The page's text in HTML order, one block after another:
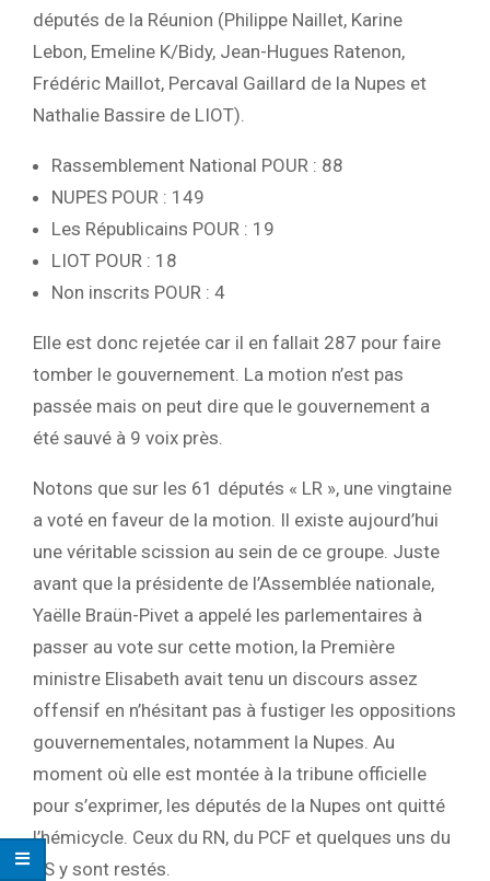
députés de la Réunion (Philippe Naillet, Karine
Lebon, Emeline K/Bidy, Jean-Hugues Ratenon,
Frédéric Maillot, Percaval Gaillard de la Nupes et
Nathalie Bassire de LIOT).
Rassemblement National POUR : 88
NUPES POUR : 149
Les Républicains POUR : 19
LIOT POUR : 18
Non inscrits POUR : 4
Elle est donc rejetée car il en fallait 287 pour faire
tomber le gouvernement. La motion n’est pas
passée mais on peut dire que le gouvernement a
été sauvé à 9 voix près.
Notons que sur les 61 députés « LR », une vingtaine
a voté en faveur de la motion. Il existe aujourd’hui
une véritable scission au sein de ce groupe. Juste
avant que la présidente de l’Assemblée nationale,
Yaëlle Braün-Pivet a appelé les parlementaires à
passer au vote sur cette motion, la Première
ministre Elisabeth avait tenu un discours assez
offensif en n’hésitant pas à fustiger les oppositions
gouvernementales, notamment la Nupes. Au
moment où elle est montée à la tribune officielle
pour s’exprimer, les députés de la Nupes ont quitté
l’hémicycle. Ceux du RN, du PCF et quelques uns du
PS y sont restés.